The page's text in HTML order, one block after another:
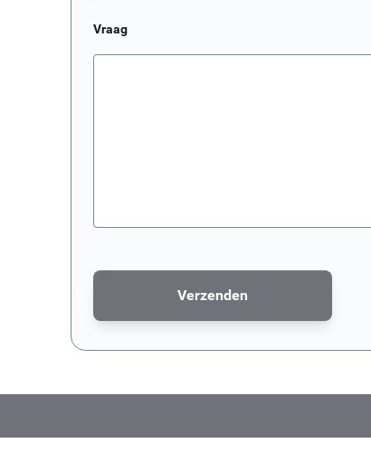
Vraag
Verzenden
Dit formulier wordt beschermd door reCAPTCHA.